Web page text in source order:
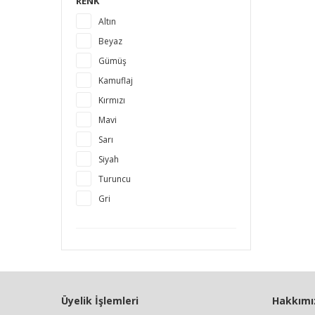
Altın
Beyaz
Gümüş
Kamuflaj
Kırmızı
Mavi
Sarı
Siyah
Turuncu
Gri
Üyelik İşlemleri